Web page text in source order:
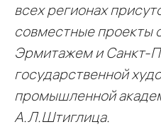
всех регионах
совместные проекты
Эрмитажем и Санкт-
государственной
промышленной
А.Л.Штиглица.